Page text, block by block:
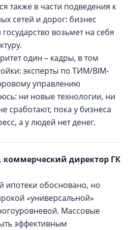
также в части подведения к
сетей и дорог: бизнес
возьмет на себя
один – кадры, в том
эксперты по ТИМ/BIM-
управлению
ни новые технологии, ни
сработают, пока у бизнеса
а у людей нет денег.
, коммерческий директор ГК
ипотеки обосновано, но
«универсальной»
Массовые
эффективным